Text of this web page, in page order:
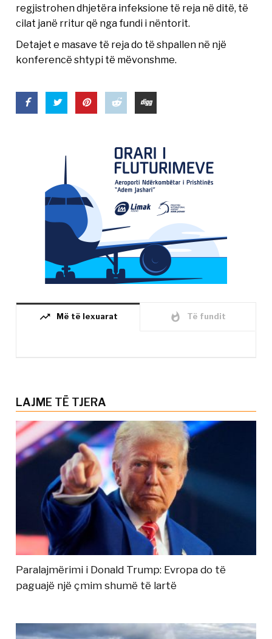
regjistrohen dhjetëra infeksione të reja në ditë, të
cilat janë rritur që nga fundi i nëntorit.
Detajet e masave të reja do të shpallen në një
konferencë shtypi të mëvonshme.
trending_up Më të lexuarat whatshot Të fundit
LAJME TË TJERA
Paralajmërimi i Donald Trump: Evropa do të
paguajë një çmim shumë të lartë